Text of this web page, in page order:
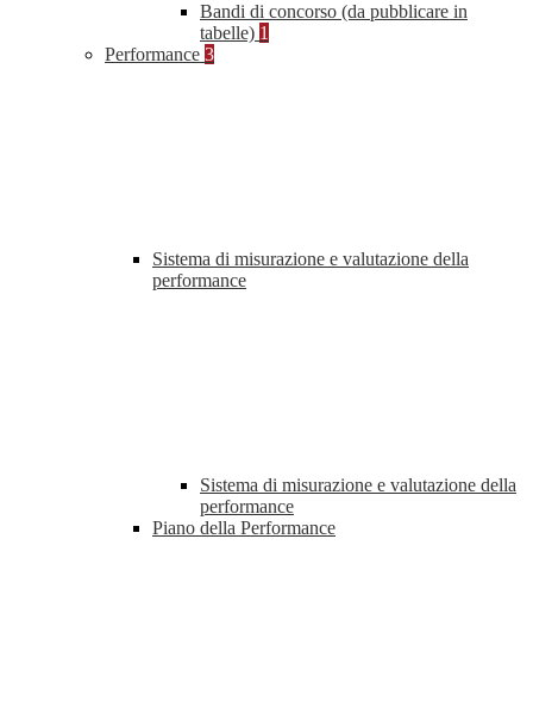
Bandi di concorso (da pubblicare in
tabelle) 1
Performance 3
Sistema di misurazione e valutazione della
performance
Sistema di misurazione e valutazione della
performance
Piano della Performance